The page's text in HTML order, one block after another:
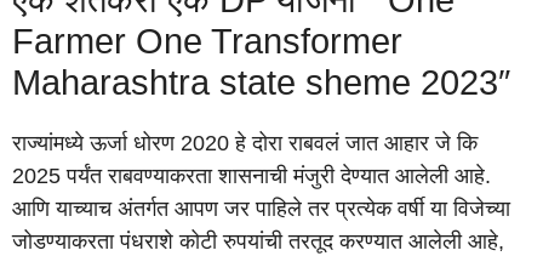
Farmer One Transformer
Maharashtra state sheme 2023″
राज्यांमध्ये ऊर्जा धोरण 2020 हे दोरा राबवलं जात आहार जे कि
2025 पर्यंत राबवण्याकरता शासनाची मंजुरी देण्यात आलेली आहे.
आणि याच्याच अंतर्गत आपण जर पाहिले तर प्रत्येक वर्षी या विजेच्या
जोडण्याकरता पंधराशे कोटी रुपयांची तरतूद करण्यात आलेली आहे,